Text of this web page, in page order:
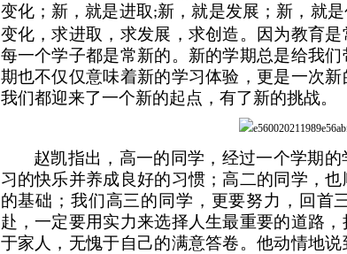
变化；新，就是进取;新，就是发展；新，就
变化，求进取，求发展，求创造。因为教育
每一个学子都是常新的。新的学期总是给我
期也不仅仅意味着新的学习体验，更是一次
我们都迎来了一个新的起点，有了新的挑战。
赵凯指出，高一的同学，经过一个学期
习的快乐并养成良好的习惯；高二的同学，
的基础；我们高三的同学，更要努力，回首
赴，一定要用实力来选择人生最重要的道路
于家人，无愧于自己的满意答卷。他动情地